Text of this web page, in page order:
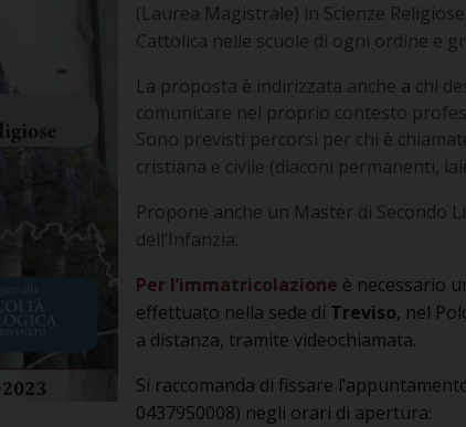
(Laurea Magistrale) in Scienze
Cattolica nelle scuole di ogni ordine e
La proposta è indirizzata anche a chi
comunicare nel proprio contesto
Sono previsti percorsi per chi è
cristiana e civile (diaconi permanenti,
Propone anche un Master di Secondo
dell’Infanzia.
Per l’immatricolazione è necessario
effettuato nella sede di Treviso, nel
a distanza, tramite videochiamata.
Si raccomanda di fissare
0437950008) negli orari di apertura: